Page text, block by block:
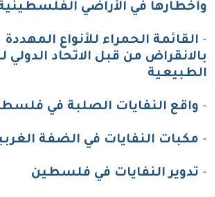
وأخطارها في الأراضي
- القائمة الحمراء للأنواع المهددة
بالانقراض من قبل الاتحاد
الطبيعية
- واقع النفايات الصلبة في
- مكبات النفايات في الضفة
- تدوير النفايات في فلسطين